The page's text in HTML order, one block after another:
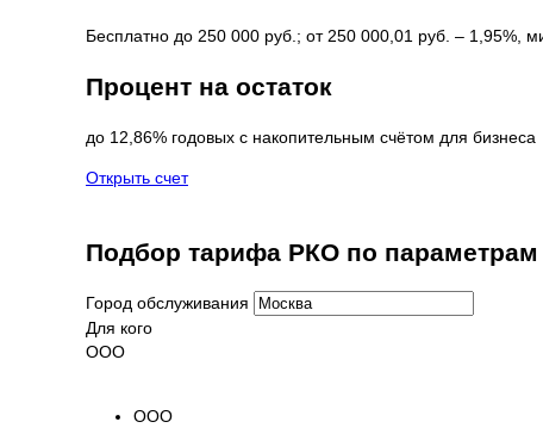
Бесплатно до 250 000 руб.; от 250 000,01 руб. – 1,95%,
Процент на остаток
до 12,86% годовых с накопительным счётом для бизнеса
Открыть счет
Подбор тарифа РКО по параметрам
Город обслуживания
Для кого
ООО
ООО